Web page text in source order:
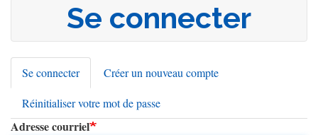
Se connecter
Onglets
principaux
Se connecter(onglet
actif)
Créer un nouveau compte
Réinitialiser votre mot de passe
Adresse courriel